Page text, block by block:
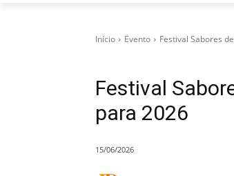
Início Evento Festival Sabores
Festival
para 2026
15/06/2026